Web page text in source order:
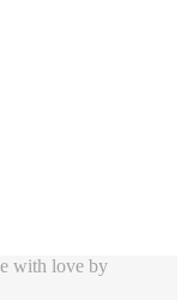
with love by